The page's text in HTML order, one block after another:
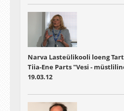
Narva Lasteülikooli loeng
Tiia-Ene Parts "Vesi -
19.03.12